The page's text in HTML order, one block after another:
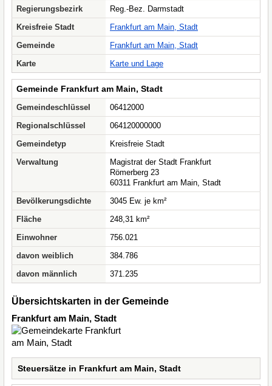
Regierungsbezirk
Reg.-Bez. Darmstadt
Kreisfreie Stadt
Frankfurt am Main, Stadt
Gemeinde
Frankfurt am Main, Stadt
Karte
Karte und Lage
Gemeinde Frankfurt am Main, Stadt
Gemeindeschlüssel
06412000
Regionalschlüssel
064120000000
Gemeindetyp
Kreisfreie Stadt
Verwaltung
Magistrat der Stadt Frankfurt
Römerberg 23
60311 Frankfurt am Main, Stadt
Bevölkerungsdichte
3045 Ew. je km²
Fläche
248,31 km²
Einwohner
756.021
davon weiblich
384.786
davon männlich
371.235
Übersichtskarten in der Gemeinde
Frankfurt am Main, Stadt
Steuersätze in Frankfurt am Main, Stadt